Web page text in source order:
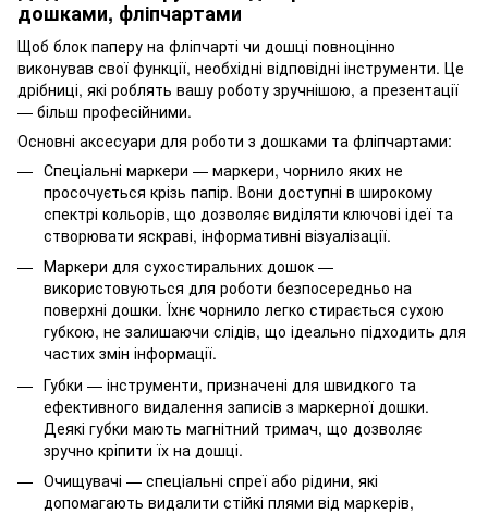
дошками, фліпчартами
Щоб блок паперу на фліпчарті чи дошці повноцінно
виконував свої функції, необхідні відповідні інструменти. Це
дрібниці, які роблять вашу роботу зручнішою, а презентації
— більш професійними.
Основні аксесуари для роботи з дошками та фліпчартами:
Спеціальні маркери — маркери, чорнило яких не
просочується крізь папір. Вони доступні в широкому
спектрі кольорів, що дозволяє виділяти ключові ідеї та
створювати яскраві, інформативні візуалізації.
Маркери для сухостиральних дошок —
використовуються для роботи безпосередньо на
поверхні дошки. Їхнє чорнило легко стирається сухою
губкою, не залишаючи слідів, що ідеально підходить для
частих змін інформації.
Губки — інструменти, призначені для швидкого та
ефективного видалення записів з маркерної дошки.
Деякі губки мають магнітний тримач, що дозволяє
зручно кріпити їх на дошці.
Очищувачі — спеціальні спреї або рідини, які
допомагають видалити стійкі плями від маркерів,